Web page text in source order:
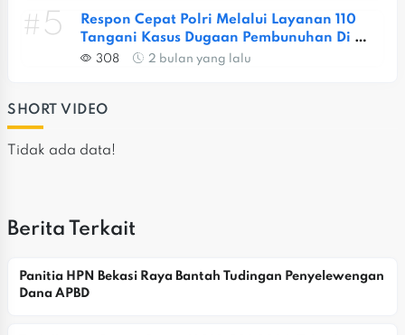
#5
Respon Cepat Polri Melalui Layanan 110
Tangani Kasus Dugaan Pembunuhan Di
Jatiasih
308 2 bulan yang lalu
SHORT VIDEO
Tidak ada data!
Berita Terkait
Panitia HPN Bekasi Raya Bantah Tudingan Penyelewengan
Dana APBD